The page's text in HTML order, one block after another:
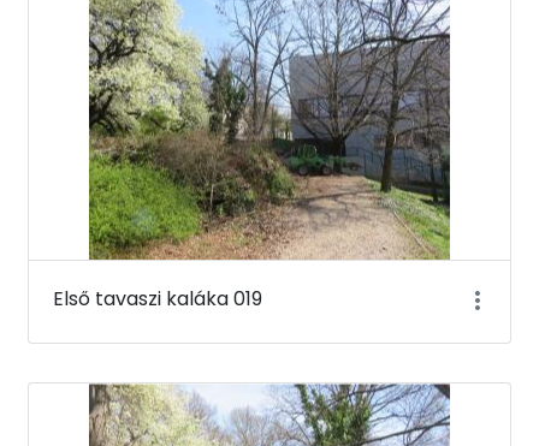
Első tavaszi kaláka 019